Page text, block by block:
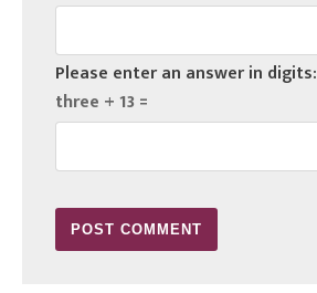
Please enter an answer in digits:
three + 13 =